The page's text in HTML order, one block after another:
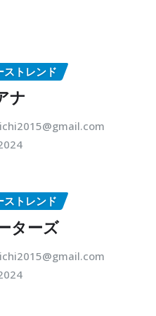
ストレンド
ナ
ストレンド
ターズ